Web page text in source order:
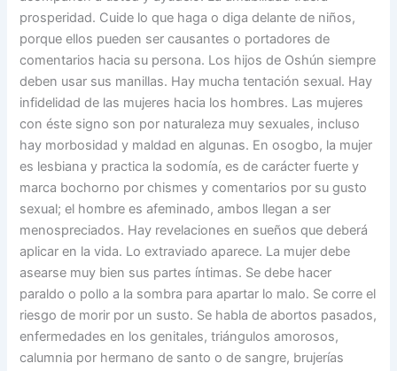
prosperidad. Cuide lo que haga o diga delante de niños,
porque ellos pueden ser causantes o portadores de
comentarios hacia su persona. Los hijos de Oshún siempre
deben usar sus manillas. Hay mucha tentación sexual. Hay
infidelidad de las mujeres hacia los hombres. Las mujeres
con éste signo son por naturaleza muy sexuales, incluso
hay morbosidad y maldad en algunas. En osogbo, la mujer
es lesbiana y practica la sodomía, es de carácter fuerte y
marca bochorno por chismes y comentarios por su gusto
sexual; el hombre es afeminado, ambos llegan a ser
menospreciados. Hay revelaciones en sueños que deberá
aplicar en la vida. Lo extraviado aparece. La mujer debe
asearse muy bien sus partes íntimas. Se debe hacer
paraldo o pollo a la sombra para apartar lo malo. Se corre el
riesgo de morir por un susto. Se habla de abortos pasados,
enfermedades en los genitales, triángulos amorosos,
calumnia por hermano de santo o de sangre, brujerías